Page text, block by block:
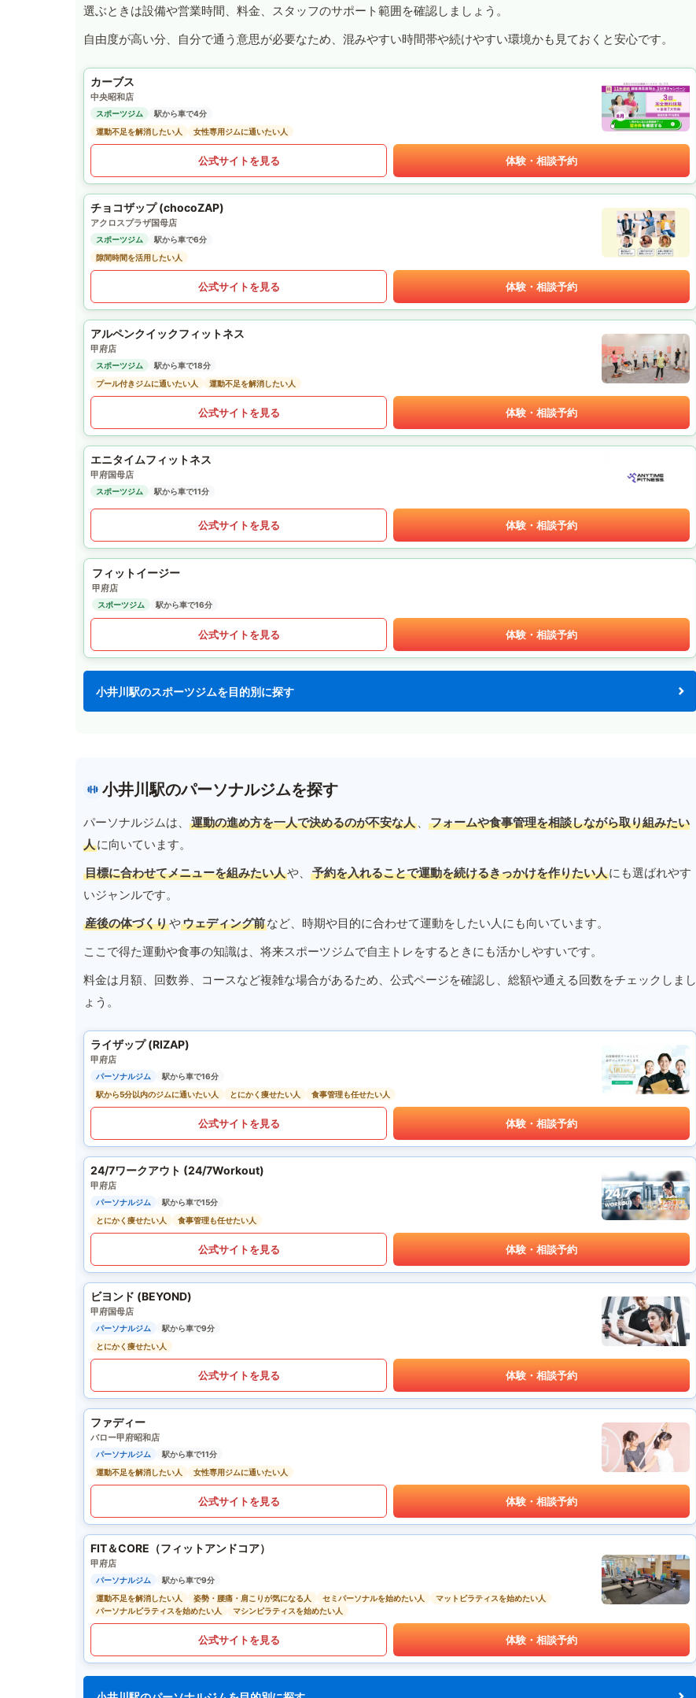
選ぶときは設備や営業時間、料金、スタッフのサポート範囲を確認しましょう。
自由度が高い分、自分で通う意思が必要なため、混みやすい時間帯や続けやすい環境かも見ておくと安心です。
カーブス
中央昭和店
スポーツジム
駅から車で4分
運動不足を解消したい人
女性専用ジムに通いたい人
公式サイトを見る 体験・相談予約
チョコザップ (chocoZAP)
アクロスプラザ国母店
スポーツジム
駅から車で6分
隙間時間を活用したい人
公式サイトを見る 体験・相談予約
アルペンクイックフィットネス
甲府店
スポーツジム
駅から車で18分
プール付きジムに通いたい人
運動不足を解消したい人
公式サイトを見る 体験・相談予約
エニタイムフィットネス
甲府国母店
スポーツジム 駅から車で11分
公式サイトを見る 体験・相談予約
フィットイージー
甲府店
スポーツジム 駅から車で16分
公式サイトを見る 体験・相談予約
小井川駅のスポーツジムを目的別に探す
小井川駅のパーソナルジムを探す
パーソナルジムは、 運動の進め方を一人で決めるのが不安な人 、
フォームや食事管理を相談しながら取り組みたい
人に向いています。
目標に合わせてメニューを組みたい人や、 予約を入れることで運動を続けるきっかけを作りたい人にも選ばれやす
いジャンルです。
産後の体づくりやウェディング前など、時期や目的に合わせて運動をしたい人にも向いています。
ここで得た運動や食事の知識は、将来スポーツジムで自主トレをするときにも活かしやすいです。
料金は月額、回数券、コースなど複雑な場合があるため、公式ページを確認し、総額や通える回数をチェックしまし
ょう。
ライザップ (RIZAP)
甲府店
パーソナルジム
駅から車で16分
駅から5分以内のジムに通いたい人
とにかく痩せたい人 食事管理も任せたい人
公式サイトを見る 体験・相談予約
24/7ワークアウト (24/7Workout)
甲府店
パーソナルジム
駅から車で15分
とにかく痩せたい人
食事管理も任せたい人
公式サイトを見る 体験・相談予約
ビヨンド (BEYOND)
甲府国母店
パーソナルジム
駅から車で9分
とにかく痩せたい人
公式サイトを見る 体験・相談予約
ファディー
バロー甲府昭和店
パーソナルジム
駅から車で11分
運動不足を解消したい人
女性専用ジムに通いたい人
公式サイトを見る 体験・相談予約
FIT＆CORE（フィットアンドコア）
甲府店
パーソナルジム
駅から車で9分
運動不足を解消したい人
姿勢・腰痛・肩こりが気になる人 セミパーソナルを始めたい人
マットピラティスを始めたい人
パーソナルピラティスを始めたい人
マシンピラティスを始めたい人
公式サイトを見る 体験・相談予約